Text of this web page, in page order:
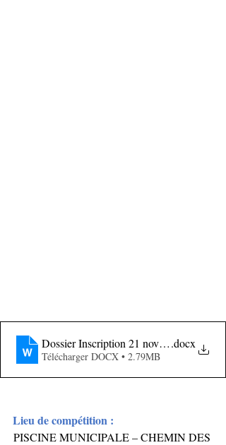
Dossier Inscription 21 nov 2021 V2 docx
.docx
Télécharger DOCX • 2.79MB
Lieu de compétition :
PISCINE MUNICIPALE – CHEMIN DES